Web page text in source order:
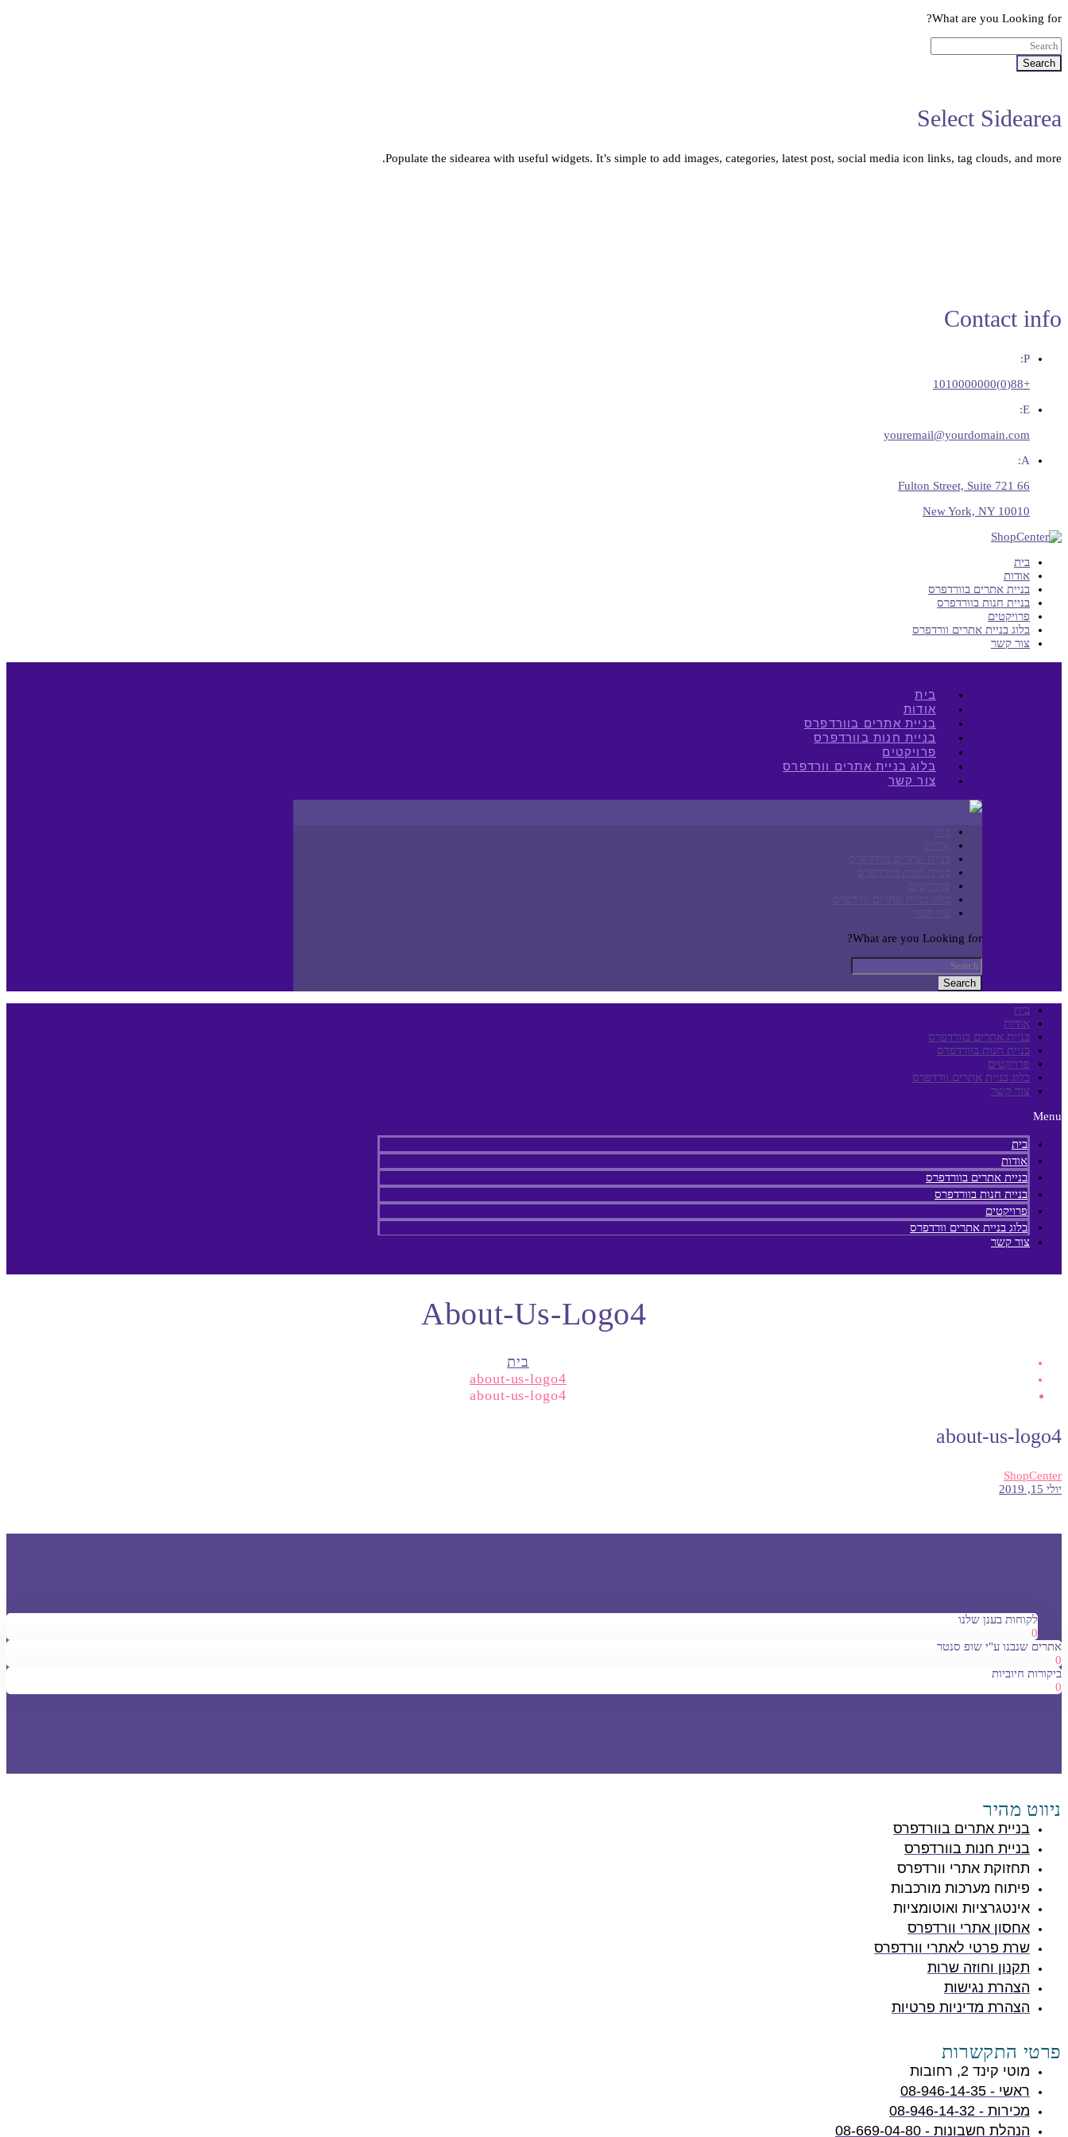
What are you Looking for?
Search
Select Sidearea
Populate the sidearea with useful widgets. It’s simple to add images, categories, latest post, social media icon links, tag clouds, and more.
Contact info
P:
+88(0)1010000000
E:
youremail@yourdomain.com
A:
66 Fulton Street, Suite 721
New York, NY 10010
בית
אודות
בניית אתרים בוורדפרס
בניית חנות בוורדפרס
פרויקטים
בלוג בניית אתרים וורדפרס
צור קשר
בית
אודות
בניית אתרים בוורדפרס
בניית חנות בוורדפרס
פרויקטים
בלוג בניית אתרים וורדפרס
צור קשר
בית
אודות
בניית אתרים בוורדפרס
בניית חנות בוורדפרס
פרויקטים
בלוג בניית אתרים וורדפרס
צור קשר
What are you Looking for?
Search
בית
אודות
בניית אתרים בוורדפרס
בניית חנות בוורדפרס
פרויקטים
בלוג בניית אתרים וורדפרס
צור קשר
Menu
בית
אודות
בניית אתרים בוורדפרס
בניית חנות בוורדפרס
פרויקטים
בלוג בניית אתרים וורדפרס
צור קשר
About-Us-Logo4
בית
about-us-logo4
about-us-logo4
about-us-logo4
ShopCenter
יולי 15, 2019
לקוחות בענן שלנו
0
אתרים שנבנו ע"י שופ סנטר
0
ביקורות חיוביות
0
ניווט מהיר
בניית אתרים בוורדפרס
בניית חנות בוורדפרס
תחזוקת אתרי וורדפרס
פיתוח מערכות מורכבות
אינטגרציות ואוטומציות
אחסון אתרי וורדפרס
שרת פרטי לאתרי וורדפרס
תקנון וחוזה שרות
הצהרת נגישות
הצהרת מדיניות פרטיות
פרטי התקשרות
מוטי קינד 2, רחובות
ראשי - 08-946-14-35
מכירות - 08-946-14-32
הנהלת חשבונות - 08-669-04-80